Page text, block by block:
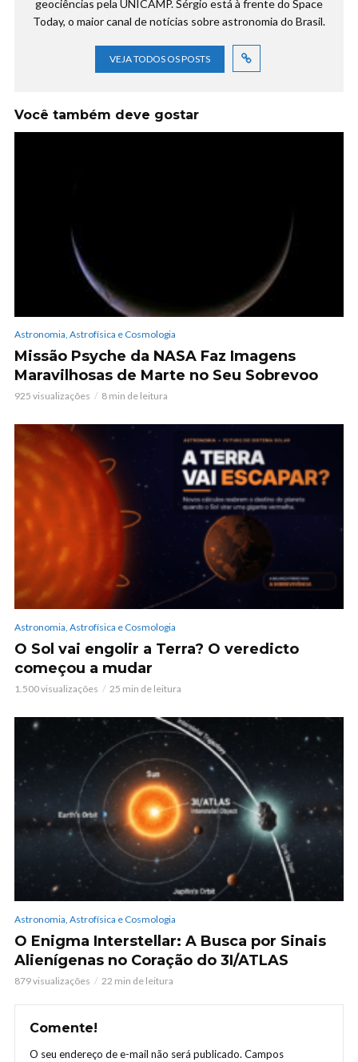
geociências pela UNICAMP. Sérgio está à frente do Space
Today, o maior canal de notícias sobre astronomia do Brasil.
VEJA TODOS OS POSTS
Você também deve gostar
Astronomia, Astrofísica e Cosmologia
Missão Psyche da NASA Faz Imagens
Maravilhosas de Marte no Seu Sobrevoo
925 visualizações 8 min de leitura
Astronomia, Astrofísica e Cosmologia
O Sol vai engolir a Terra? O veredicto
começou a mudar
1.500 visualizações 25 min de leitura
Astronomia, Astrofísica e Cosmologia
O Enigma Interstellar: A Busca por Sinais
Alienígenas no Coração do 3I/ATLAS
879 visualizações 22 min de leitura
Comente!
O seu endereço de e-mail não será publicado. Campos